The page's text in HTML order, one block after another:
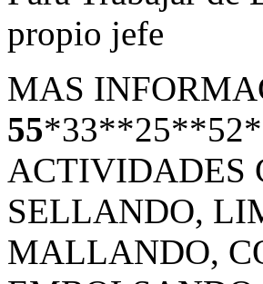
propio jefe
MAS
55
ACTIVIDADES
SELLANDO,
MALLANDO,